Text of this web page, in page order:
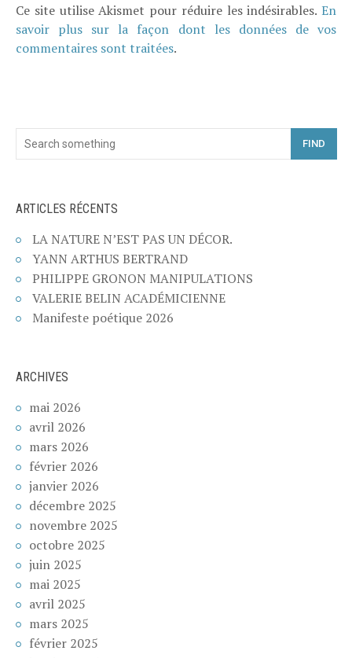
Ce site utilise Akismet pour réduire les indésirables. En
savoir plus sur la façon dont les données de vos
commentaires sont traitées.
FIND
ARTICLES RÉCENTS
LA NATURE N’EST PAS UN DÉCOR.
YANN ARTHUS BERTRAND
PHILIPPE GRONON MANIPULATIONS
VALERIE BELIN ACADÉMICIENNE
Manifeste poétique 2026
ARCHIVES
mai 2026
avril 2026
mars 2026
février 2026
janvier 2026
décembre 2025
novembre 2025
octobre 2025
juin 2025
mai 2025
avril 2025
mars 2025
février 2025